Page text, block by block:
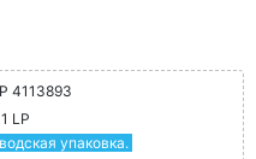
4113893
1 LP
упаковка.